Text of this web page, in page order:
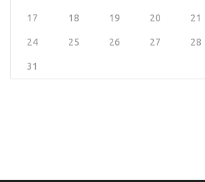
17 18 19 20 21
24 25 26 27 28
31